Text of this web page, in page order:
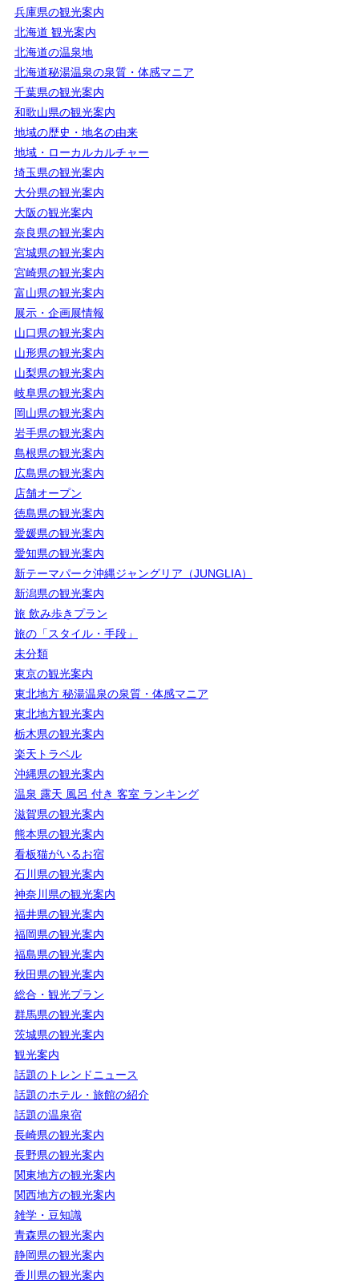
兵庫県の観光案内
北海道 観光案内
北海道の温泉地
北海道秘湯温泉の泉質・体感マニア
千葉県の観光案内
和歌山県の観光案内
地域の歴史・地名の由来
地域・ローカルカルチャー
埼玉県の観光案内
大分県の観光案内
大阪の観光案内
奈良県の観光案内
宮城県の観光案内
宮崎県の観光案内
富山県の観光案内
展示・企画展情報
山口県の観光案内
山形県の観光案内
山梨県の観光案内
岐阜県の観光案内
岡山県の観光案内
岩手県の観光案内
島根県の観光案内
広島県の観光案内
店舗オープン
徳島県の観光案内
愛媛県の観光案内
愛知県の観光案内
新テーマパーク沖縄ジャングリア（JUNGLIA）
新潟県の観光案内
旅 飲み歩きプラン
旅の「スタイル・手段」
未分類
東京の観光案内
東北地方 秘湯温泉の泉質・体感マニア
東北地方観光案内
栃木県の観光案内
楽天トラベル
沖縄県の観光案内
温泉 露天 風呂 付き 客室 ランキング
滋賀県の観光案内
熊本県の観光案内
看板猫がいるお宿
石川県の観光案内
神奈川県の観光案内
福井県の観光案内
福岡県の観光案内
福島県の観光案内
秋田県の観光案内
総合・観光プラン
群馬県の観光案内
茨城県の観光案内
観光案内
話題のトレンドニュース
話題のホテル・旅館の紹介
話題の温泉宿
長崎県の観光案内
長野県の観光案内
関東地方の観光案内
関西地方の観光案内
雑学・豆知識
青森県の観光案内
静岡県の観光案内
香川県の観光案内